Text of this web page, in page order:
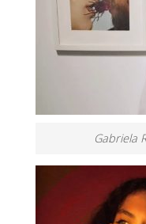
Gabriela